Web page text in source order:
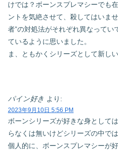
けでは？ボーンスプレマシーでも
ントを気絶させて、殺してはいま
者”の対処法がそれぞれ異なってい
ているように思いました。
ま、ともかくシリーズとして新し
パイン好き より:
2023年9月10日 5:56 PM
ボーンシリーズが好きな身として
らなくは無いけどシリーズの中で
個人的に、ボーンスプレマシーが